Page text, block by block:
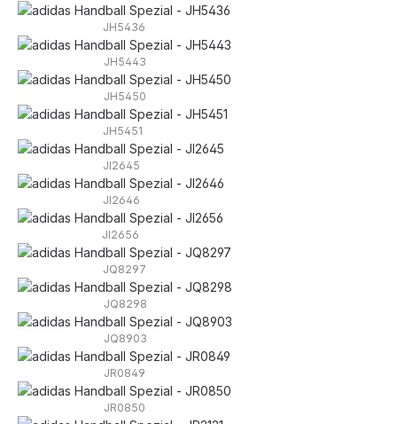
JH5436
JH5443
JH5450
JH5451
JI2645
JI2646
JI2656
JQ8297
JQ8298
JQ8903
JR0849
JR0850